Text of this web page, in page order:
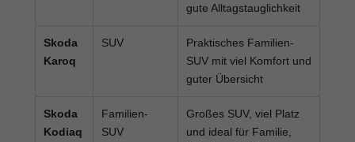
gute Alltagstauglichkeit
Skoda
Karoq
SUV
Praktisches Familien-
SUV mit viel Komfort und
guter Übersicht
Skoda
Kodiaq
Familien-
SUV
Großes SUV, viel Platz
und ideal für Familie,